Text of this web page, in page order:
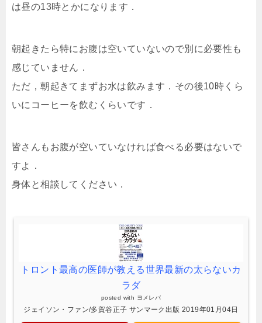
は昼の13時とかになります．
朝起きたら特にお腹は空いていないので別に必要性も
感じていません．
ただ，朝起きてまずお水は飲みます．その後10時くら
いにコーヒーを飲むくらいです．
皆さんもお腹が空いていなければ食べる必要はないで
すよ．
身体と相談してください．
トロント最高の医師が教える世界最新の太らないカ
ラダ
posted with ヨメレバ
ジェイソン・ファン/多賀谷正子 サンマーク出版 2019年01月04日